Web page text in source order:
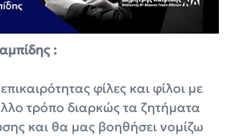
:
φίλες και φίλοι με
τρόπο διαρκώς τα ζητήματα
και θα μας βοηθήσει νομίζω